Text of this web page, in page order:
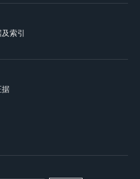
索引
据